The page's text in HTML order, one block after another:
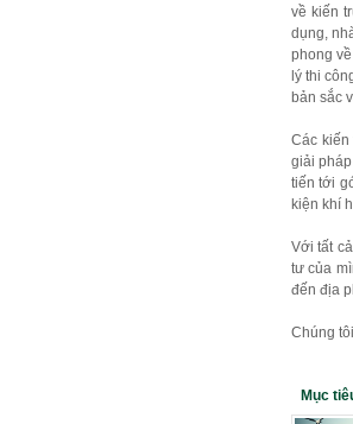
về kiến
dụng,
phong
lý thi
bản sắc
Các
giải
tiến tới
kiện khí
Với tất
tư của
đến địa
Chúng
Mục